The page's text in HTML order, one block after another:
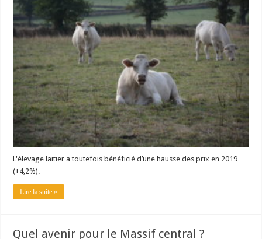
L'élevage laitier a toutefois bénéficié d’une hausse des prix en 2019
(+4,2%).
Lire la suite »
Quel avenir pour le Massif central ?